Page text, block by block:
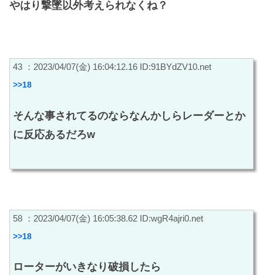
やはり撃墜以外考えられなくね？
43 ：2023/04/07(金) 16:04:12.16 ID:91BYdZV10.net
>>18
そんな事されてるのならなんかしらレーダーとか
に反応あるだろw
58 ：2023/04/07(金) 16:05:38.62 ID:wgR4ajri0.net
>>18
ローターがいきなり破損したら